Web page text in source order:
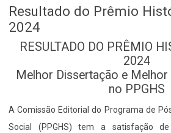
Indicação
programa
ao
Resultado do Prêmio
2024
BodyRESULTADO DO PRÊMIO
2024
Melhor Dissertação e
no PPGHS
A Comissão Editorial do Programa de
Social (PPGHS) tem a satisfação